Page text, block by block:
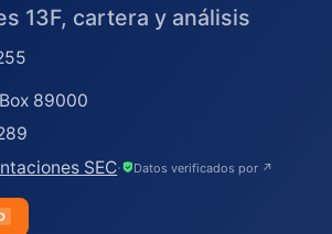
13F, cartera y análisis
89000
SEC· Datos verificados por ↗